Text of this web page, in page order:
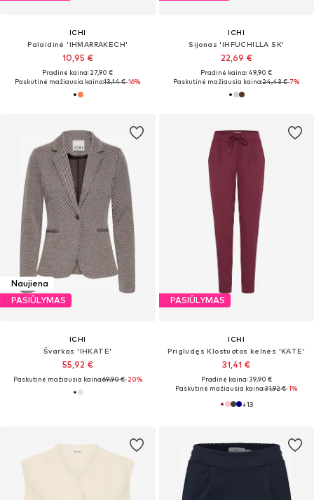
ICHI
Palaidinė 'IHMARRAKECH'
10,95 €
Pradinė kaina: 27,90 €
Paskutinė mažiausia kaina:13,14 €-16%
ICHI
Sijonas 'IHFUCHILLA SK'
22,69 €
Pradinė kaina: 49,90 €
Paskutinė mažiausia kaina:24,43 €-7%
Naujiena
PASIŪLYMAS
ICHI
Švarkas 'IHKATE'
55,92 €
Paskutinė mažiausia kaina:69,90 €-20%
PASIŪLYMAS
ICHI
Prigludęs Klostuotos kelnės 'KATE'
31,41 €
Pradinė kaina: 39,90 €
Paskutinė mažiausia kaina:31,92 €-1%
+13